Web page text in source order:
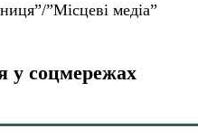
”Місцеві медіа”
у соцмережах